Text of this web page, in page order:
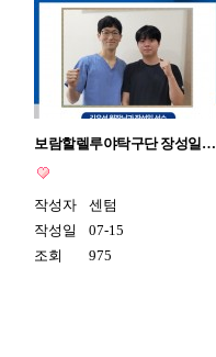
보람할렐루야탁구단 장성일…
작성자
센텀
작성일
07-15
조회
975